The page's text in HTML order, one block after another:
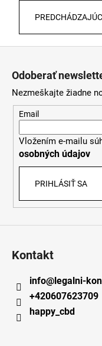
Odoberať
Nezmeškajte žiadne
Email
Vložením e-mailu
osobných údajov
PRIHLÁSIŤ SA
Kontakt
info@legalni-
+420607623709
happy_cbd